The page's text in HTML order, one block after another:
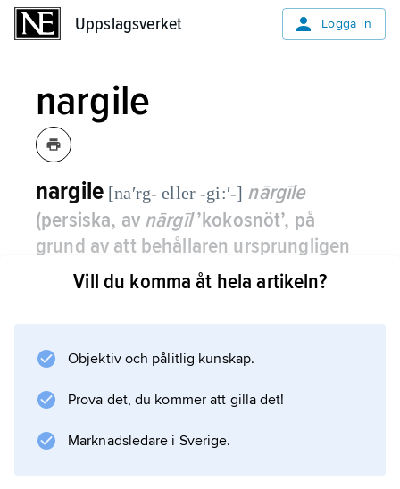
Uppslagsverket Logga in
nargile
nargile [naʹrg- eller -gi:ʹ-] nārgīle
(persiska, av nārgīl’kokosnöt’, på
grund av att behållaren ursprungligen
tillverkades av kokosnöt), orientalisk
och munstycke.
Behållaren kan vara av metall, glas, keramik
eller, i enklare fall, utgöras av en kokosnöt
eller en kalebass.
Vill du komma åt hela artikeln?
Objektiv och pålitlig kunskap.
Prova det, du kommer att gilla det!
Marknadsledare i Sverige.